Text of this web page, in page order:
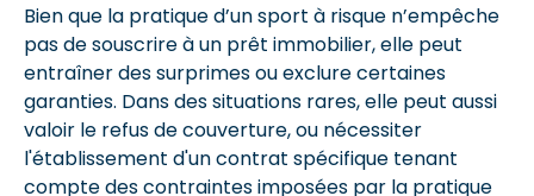
Bien que la pratique d’un sport à risque n’empêche
pas de souscrire à un prêt immobilier, elle peut
entraîner des surprimes ou exclure certaines
garanties. Dans des situations rares, elle peut aussi
valoir le refus de couverture, ou nécessiter
l'établissement d'un contrat spécifique tenant
compte des contraintes imposées par la pratique